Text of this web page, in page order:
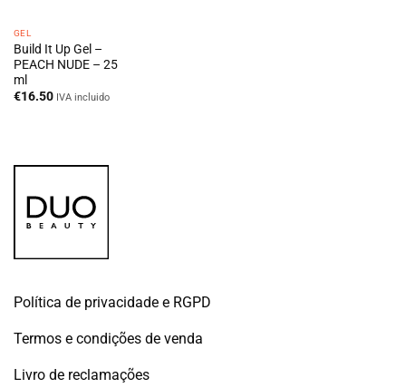
GEL
Build It Up Gel –
PEACH NUDE – 25
ml
€16.50 IVA incluido
Política de privacidade e RGPD
Termos e condições de venda
Livro de reclamações